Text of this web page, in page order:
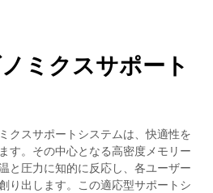
ミクスサポート
クスサポートシステムは、快適性を
す。その中心となる高密度メモリー
と圧力に知的に反応し、各ユーザー
り出します。この適応型サポートシ